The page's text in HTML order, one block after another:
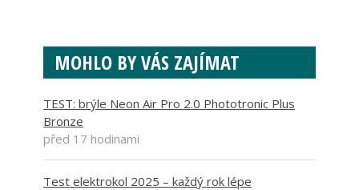
MOHLO BY VÁS ZAJÍMAT
TEST: brýle Neon Air Pro 2.0 Phototronic Plus
Bronze
před 17 hodinami
Test elektrokol 2025 – každý rok lépe